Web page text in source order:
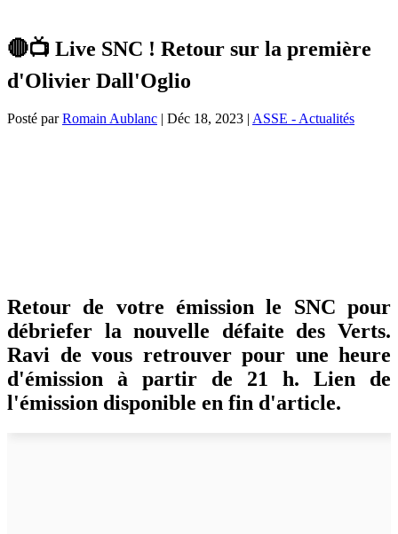
🔴📺 Live SNC ! Retour sur la première
d'Olivier Dall'Oglio
Posté parRomain Aublanc | Déc 18, 2023 | ASSE - Actualités
Retour de votre émission le SNC pour
débriefer la nouvelle défaite des Verts.
Ravi de vous retrouver pour une heure
d'émission à partir de 21 h. Lien de
l'émission disponible en fin d'article.